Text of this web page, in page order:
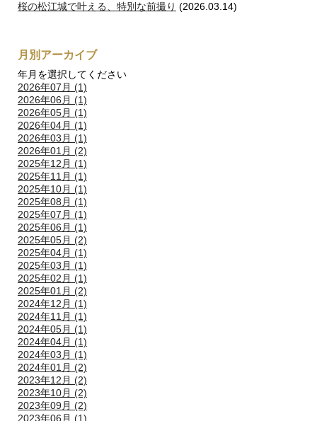
桜の松江城で叶える、特別な前撮り (2026.03.14)
月別アーカイブ
年月を選択してください
2026年07月 (1)
2026年06月 (1)
2026年05月 (1)
2026年04月 (1)
2026年03月 (1)
2026年01月 (2)
2025年12月 (1)
2025年11月 (1)
2025年10月 (1)
2025年08月 (1)
2025年07月 (1)
2025年06月 (1)
2025年05月 (2)
2025年04月 (1)
2025年03月 (1)
2025年02月 (1)
2025年01月 (2)
2024年12月 (1)
2024年11月 (1)
2024年05月 (1)
2024年04月 (1)
2024年03月 (1)
2024年01月 (2)
2023年12月 (2)
2023年10月 (2)
2023年09月 (2)
2023年06月 (1)